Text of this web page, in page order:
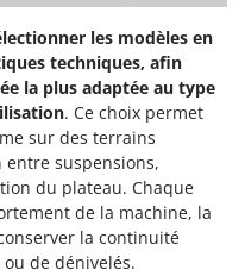
thermiques
les modèles en
techniques, afin
la plus adaptée au type
. Ce choix permet
sur des terrains
suspensions,
du plateau. Chaque
de la machine, la
la continuité
de dénivelés.